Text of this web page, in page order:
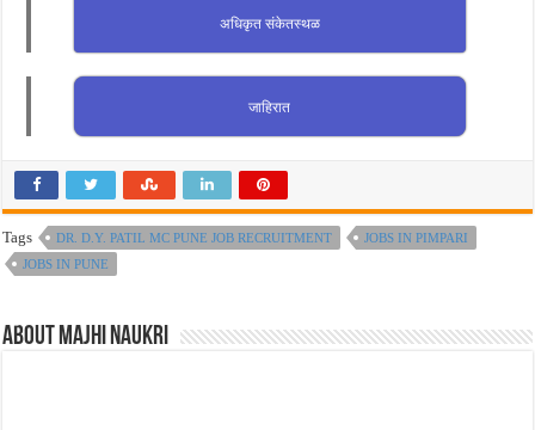
अधिकृत संकेतस्थळ
जाहिरात
Tags DR. D.Y. PATIL MC PUNE JOB RECRUITMENT
JOBS IN PIMPARI
JOBS IN PUNE
About Majhi Naukri